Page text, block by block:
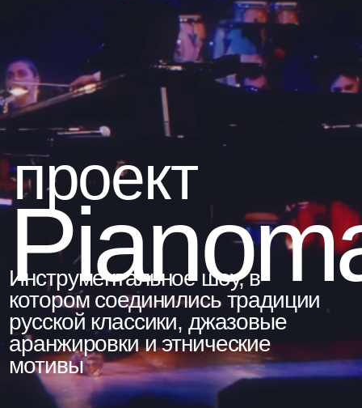
Инструментальное шоу, в
котором соединились традиции
русской классики, джазовые
аранжировки и этнические
мотивы
проект
Слушать